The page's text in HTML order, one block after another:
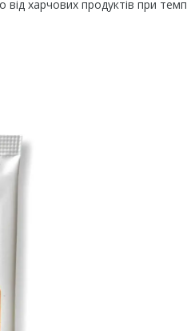
від харчових продуктів при